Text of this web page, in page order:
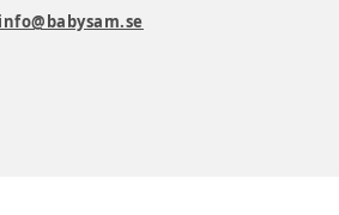
info@babysam.se